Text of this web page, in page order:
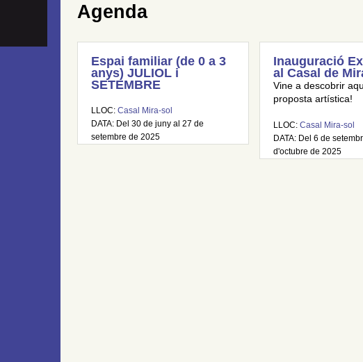
Agenda
Espai familiar (de 0 a 3
anys) JULIOL i
SETEMBRE
LLOC: Casal Mira-sol
DATA: Del 30 de juny al 27 de
setembre de 2025
Inauguració
al Casal de
Vine a descobrir
proposta artística!
LLOC:Casal Mira-sol
DATA: Del 6 de
d'octubre de 2025